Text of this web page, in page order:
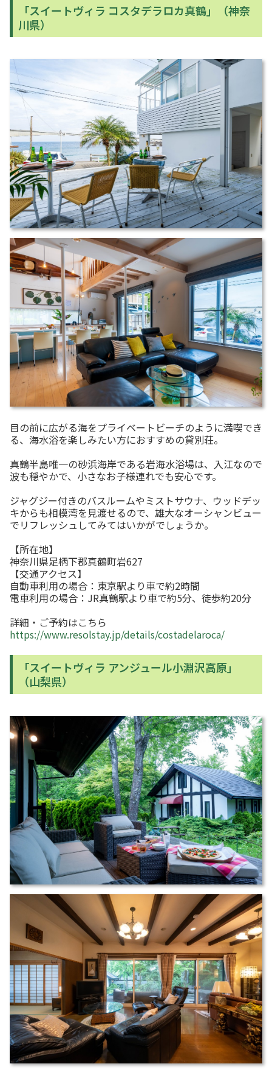
「スイートヴィラ コスタデラロカ真鶴」（神奈
川県）
目の前に広がる海をプライベートビーチのように満喫でき
る、海水浴を楽しみたい方におすすめの貸別荘。
真鶴半島唯一の砂浜海岸である岩海水浴場は、入江なので
波も穏やかで、小さなお子様連れでも安心です。
ジャグジー付きのバスルームやミストサウナ、ウッドデッ
キからも相模湾を見渡せるので、雄大なオーシャンビュー
でリフレッシュしてみてはいかがでしょうか。
【所在地】
神奈川県足柄下郡真鶴町岩627
【交通アクセス】
自動車利用の場合：東京駅より車で約2時間
電車利用の場合：JR真鶴駅より車で約5分、徒歩約20分
詳細・ご予約はこちら
https://www.resolstay.jp/details/costadelaroca/
「スイートヴィラ アンジュール小淵沢高原」
（山梨県）